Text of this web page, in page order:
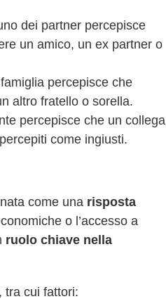
dei partner percepisce
un amico, un ex partner o
percepisce che
altro fratello o sorella.
percepisce che un collega
come ingiusti.
come una risposta
o l’accesso a
ruolo chiave nella
tra cui fattori: